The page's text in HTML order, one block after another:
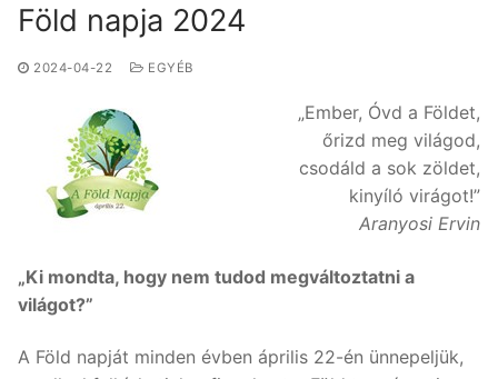
Föld napja 2024
2024-04-22 EGYÉB
„Ember, Óvd a Földet,
őrizd meg világod,
csodáld a sok zöldet,
kinyíló virágot!”
Aranyosi Ervin
„Ki mondta, hogy nem tudod megváltoztatni a
világot?”
A Föld napját minden évben április 22-én ünnepeljük,